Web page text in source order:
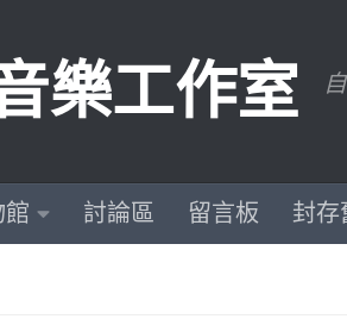
樂工作室
館 討論區 留言板 封存